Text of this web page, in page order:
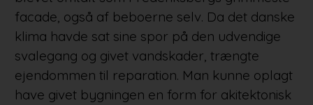
facade, også af beboerne selv. Da det danske
klima havde sat sine spor på den udvendige
svalegang og givet vandskader, trængte
ejendommen til reparation. Man kunne oplagt
have givet bygningen en form for akitektonisk